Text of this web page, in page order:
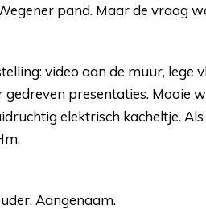
pand. Maar de vraag
video aan de muur, lege
presentaties. Mooie
elektrisch kacheltje.
Aangenaam.